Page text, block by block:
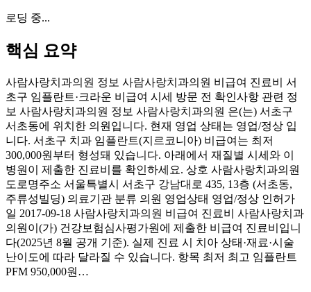
로딩 중...
핵심 요약
사람사랑치과의원 정보 사람사랑치과의원 비급여 진료비 서
초구 임플란트·크라운 비급여 시세 방문 전 확인사항 관련 정
보 사람사랑치과의원 정보 사람사랑치과의원 은(는) 서초구
서초동에 위치한 의원입니다. 현재 영업 상태는 영업/정상 입
니다. 서초구 치과 임플란트(지르코니아) 비급여는 최저
300,000원부터 형성돼 있습니다. 아래에서 재질별 시세와 이
병원이 제출한 진료비를 확인하세요. 상호 사람사랑치과의원
도로명주소 서울특별시 서초구 강남대로 435, 13층 (서초동,
주류성빌딩) 의료기관 분류 의원 영업상태 영업/정상 인허가
일 2017-09-18 사람사랑치과의원 비급여 진료비 사람사랑치과
의원이(가) 건강보험심사평가원에 제출한 비급여 진료비입니
다(2025년 8월 공개 기준). 실제 진료 시 치아 상태·재료·시술
난이도에 따라 달라질 수 있습니다. 항목 최저 최고 임플란트
PFM 950,000원…